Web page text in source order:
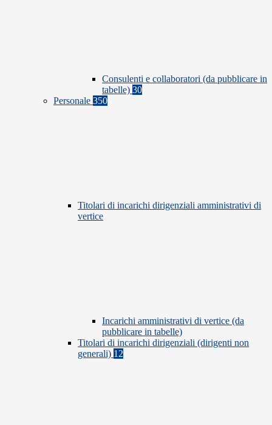
Consulenti e collaboratori (da pubblicare in
tabelle) 30
Personale 350
Titolari di incarichi dirigenziali amministrativi di
vertice
Incarichi amministrativi di vertice (da
pubblicare in tabelle)
Titolari di incarichi dirigenziali (dirigenti non
generali) 12